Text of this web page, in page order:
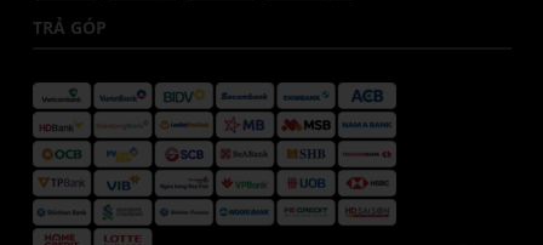
TRẢ GÓP